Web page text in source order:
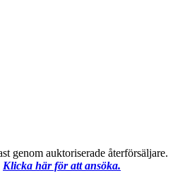
genom auktoriserade återförsäljare.
Klicka här för att ansöka.